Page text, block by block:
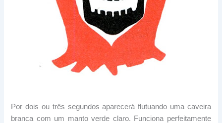
Por dois ou três segundos aparecerá flutuando uma caveira
branca com um manto verde claro. Funciona perfeitamente